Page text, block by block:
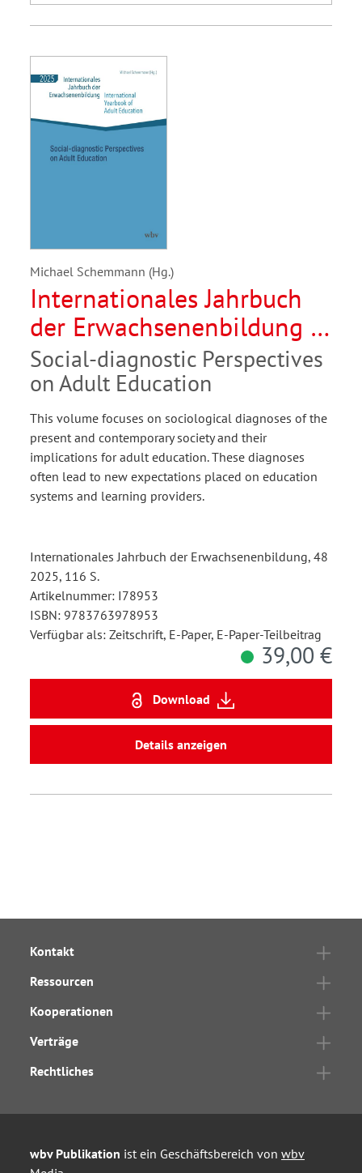
Michael Schemmann (Hg.)
Internationales Jahrbuch
der Erwachsenenbildung /
International Yearbook of
Adult Education 2025
Social-diagnostic Perspectives
on Adult Education
This volume focuses on sociological diagnoses of the
present and contemporary society and their
implications for adult education. These diagnoses
often lead to new expectations placed on education
systems and learning providers.
Internationales Jahrbuch der Erwachsenenbildung, 48
2025, 116 S.
Artikelnummer: I78953
ISBN: 9783763978953
Verfügbar als: Zeitschrift, E-Paper, E-Paper-Teilbeitrag
39,00 €
Download
Details anzeigen
Kontakt
Ressourcen
Kooperationen
Verträge
Rechtliches
wbv Publikation ist ein Geschäftsbereich von wbv